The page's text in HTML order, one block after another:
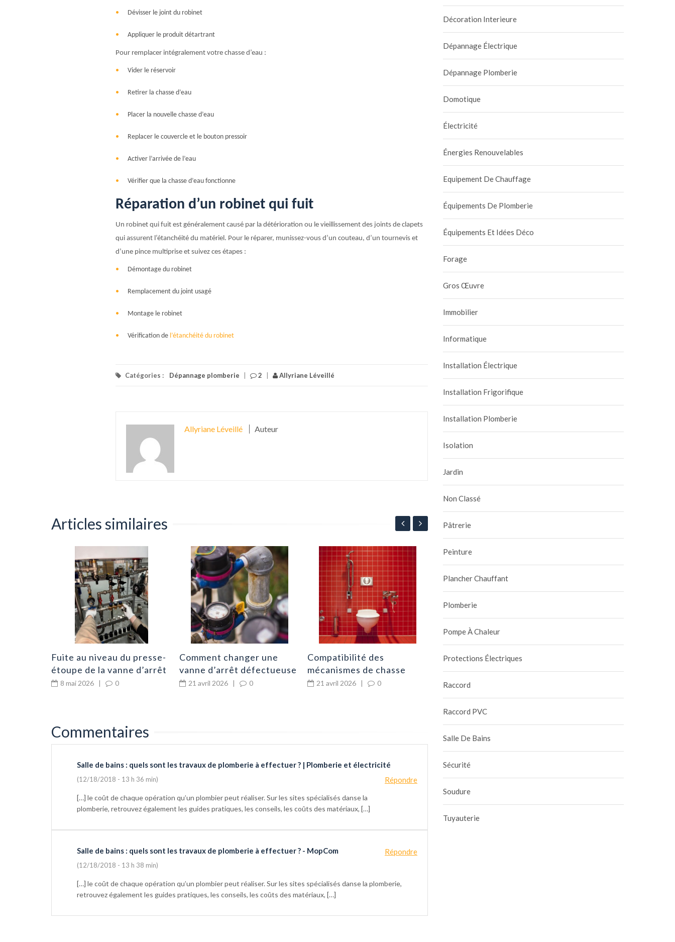
Dévisser le joint du robinet
Appliquer le produit détartrant
Pour remplacer intégralement votre chasse d’eau :
Vider le réservoir
Retirer la chasse d’eau
Placer la nouvelle chasse d’eau
Replacer le couvercle et le bouton pressoir
Activer l’arrivée de l’eau
Vérifier que la chasse d’eau fonctionne
Réparation d’un robinet qui fuit
Un robinetqui fuit est généralement causé par la détérioration ou le vieillissement des joints de clapets
qui assurent l’étanchéité du matériel. Pour le réparer, munissez-vous d’un couteau, d’un tournevis et
d’une pince multiprise et suivez ces étapes :
Démontage du robinet
Remplacement du joint usagé
Montage le robinet
Vérification de l’étanchéité du robinet
Catégories : Dépannage plomberie 2 Allyriane Léveillé
Allyriane Léveillé Auteur
Articles similaires
Fuite au niveau du presse-
étoupe de la vanne d’arrêt
8 mai 2026 | 0
Comment changer une
vanne d’arrêt défectueuse
avant le compteur d’eau ?
21 avril 2026 | 0
Compatibilité des
mécanismes de chasse
d’eau : universel ou marque
21 avril 2026 | 0
l’égout
Commentaires
Salle de bains : quels sont les travaux de plomberie à effectuer ? | Plomberie et électricité
Répondre
(12/18/2018 - 13 h 36 min)
[…] le coût de chaque opération qu’un plombier peut réaliser. Sur les sites spécialisés danse la
plomberie, retrouvez également les guides pratiques, les conseils, les coûts des matériaux, […]
Salle de bains : quels sont les travaux de plomberie à effectuer ? - MopCom Répondre
(12/18/2018 - 13 h 38 min)
[…] le coût de chaque opération qu’un plombier peut réaliser. Sur les sites spécialisés danse la plomberie,
retrouvez également les guides pratiques, les conseils, les coûts des matériaux, […]
Décoration Interieure
Dépannage Électrique
Dépannage Plomberie
Domotique
Électricité
Énergies Renouvelables
Equipement De Chauffage
Équipements De Plomberie
Équipements Et Idées Déco
Forage
Gros Œuvre
Immobilier
Informatique
Installation Électrique
Installation Frigorifique
Installation Plomberie
Isolation
Jardin
Non Classé
Pâtrerie
Peinture
Plancher Chauffant
Plomberie
Pompe À Chaleur
Protections Électriques
Raccord
Raccord PVC
Salle De Bains
Sécurité
Soudure
Tuyauterie